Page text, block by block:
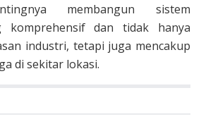
membangun sistem
komprehensif dan tidak hanya
industri, tetapi juga mencakup
di sekitar lokasi.